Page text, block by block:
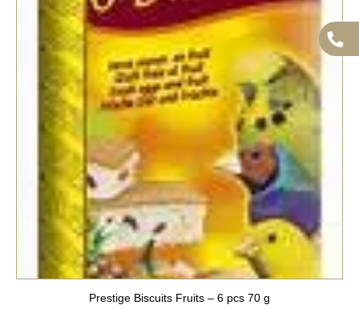
Prestige Biscuits Fruits – 6 pcs 70 g